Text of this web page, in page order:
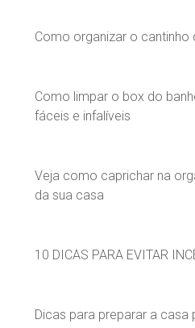
Como organizar o cantinho
Como limpar o box do
fáceis e infalíveis
Veja como caprichar na
da sua casa
10 DICAS PARA EVITAR
Dicas para preparar a